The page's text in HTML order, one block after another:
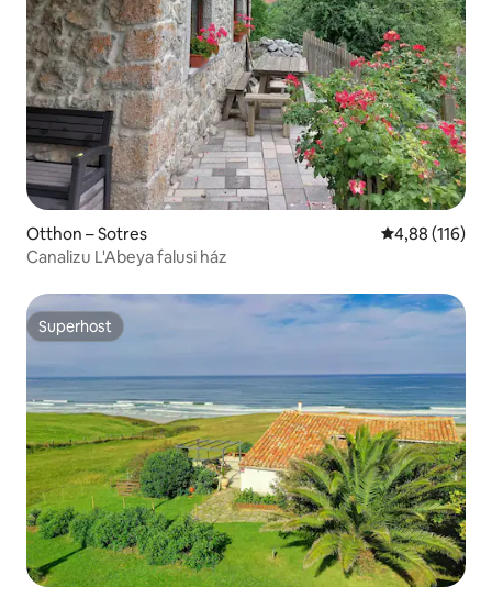
Otthon – Sotres Átlagos
4,88 (116)
Canalizu L'Abeya falusi ház
Superhost
Superhost